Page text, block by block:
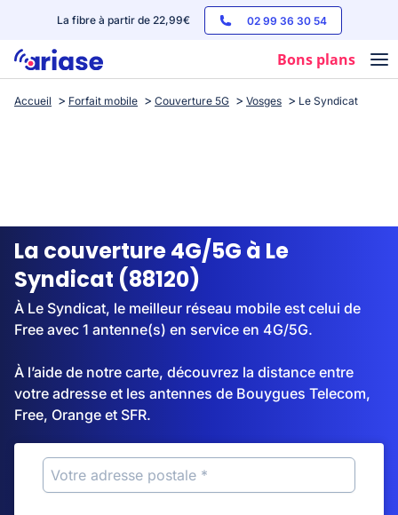
La fibre à partir de 22,99€ 02 99 36 30 54
Bons plans
Box internet
Streaming
Accueil Forfait mobile Couverture 5G Vosges Le Syndicat
La couverture 4G/5G à Le
Syndicat (88120)
À Le Syndicat, le meilleur réseau mobile est celui de
Free avec 1 antenne(s) en service en 4G/5G.
À l’aide de notre carte, découvrez la distance entre
votre adresse et les antennes de Bouygues Telecom,
Free, Orange et SFR.